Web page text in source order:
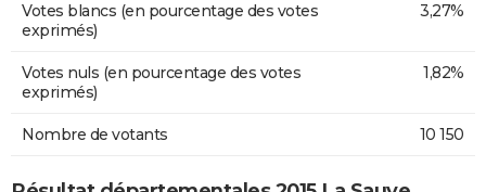
Votes blancs (en pourcentage des votes
exprimés)
3,27%
Votes nuls (en pourcentage des votes
exprimés)
1,82%
Nombre de votants 10 150